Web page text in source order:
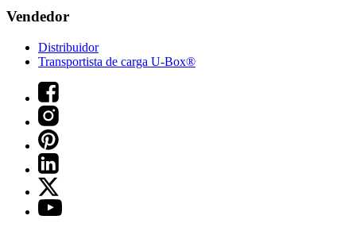
Vendedor
Distribuidor
Transportista de carga U-Box®